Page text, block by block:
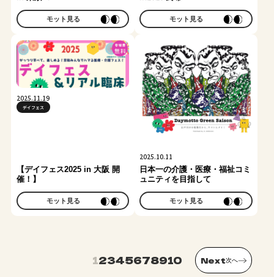
モット見る モット見る
2025.11.19
デイフェス
【デイフェス2025 in 大阪 開
催！】
モット見る
2025.10.11
日本一の介護・医療・福祉コミ
ュニティを目指して
モット見る
12345678910 次へ